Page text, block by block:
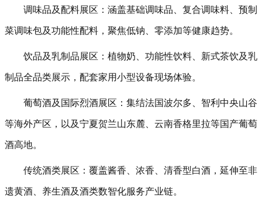
调味品及配料展区‌：涵盖基础调味品、复合调味料、预制
菜调味包及功能性配料，聚焦低钠、零添加等健康趋势。
饮品及乳制品展区‌：植物奶、功能性饮料、新式茶饮及乳
制品全品类展示，配套家用小型设备现场体验。
葡萄酒及国际烈酒展区‌：集结法国波尔多、智利中央山谷
等海外产区，以及宁夏贺兰山东麓、云南香格里拉等国产葡萄
酒高地。
传统酒类展区‌：覆盖酱香、浓香、清香型白酒，延伸至非
遗黄酒、养生酒及酒类数智化服务产业链。